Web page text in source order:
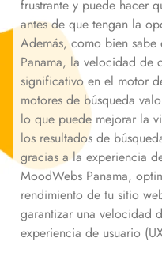
frustrante y puede hacer
antes de que tengan la
Además, como bien
Panama, la velocidad de
significativo en el motor
motores de búsqueda
lo que puede mejorar la
los resultados de
gracias a la experiencia
MoodWebs Panama,
rendimiento de tu sitio
garantizar una velocidad
experiencia de usuario